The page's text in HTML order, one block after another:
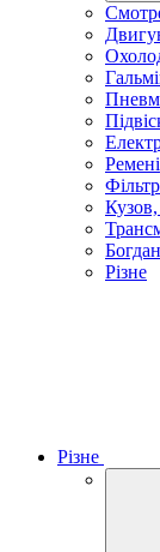
Ремені
Різне
Різне